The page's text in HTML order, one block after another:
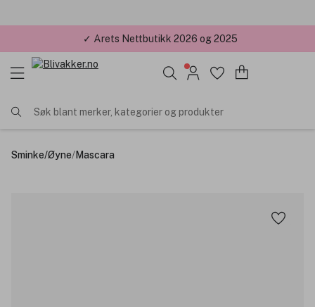
✓ Årets Nettbutikk 2026 og 2025
Søk blant merker, kategorier og produkter
Sminke/Øyne/Mascara